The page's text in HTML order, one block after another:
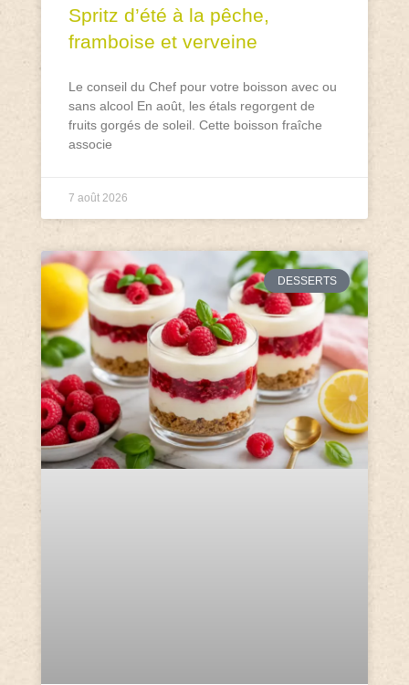
Spritz d’été à la pêche,
framboise et verveine
Le conseil du Chef pour votre boisson avec ou
sans alcool En août, les étals regorgent de
fruits gorgés de soleil. Cette boisson fraîche
associe
7 août 2026
DESSERTS